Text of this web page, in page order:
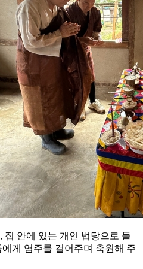
집 안에 있는 개인 법당으로 들
게 염주를 걸어주며 축원해 주